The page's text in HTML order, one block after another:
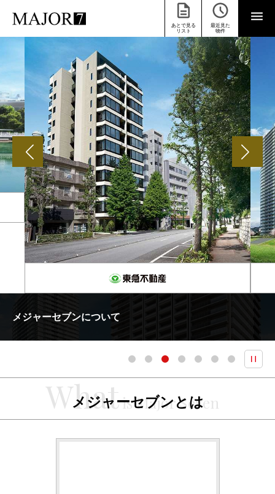
あとで見る
リスト
最近見た
物件
メジャーセブンについて
メジャーセブンとは